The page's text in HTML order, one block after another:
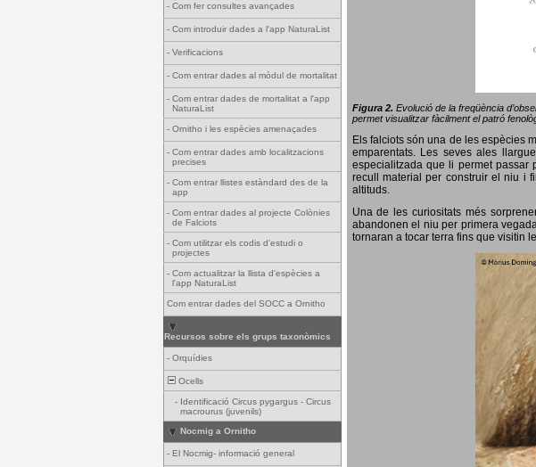
- Com fer consultes avançades
- Com introduir dades a l'app NaturaList
- Verificacions
- Com entrar dades al mòdul de mortalitat
- Com entrar dades de mortalitat a l'app
NaturaList
- Ornitho i les espècies amenaçades
- Com entrar dades amb localitzacions
precises
- Com entrar llistes estàndard des de la
app
- Com entrar dades al projecte Colònies
de Falciots
- Com utilitzar els codis d'estudi o
projectes
- Com actualitzar la llista d'espècies a
l'app NaturaList
Com entrar dades del SOCC a Ornitho
Recursos sobre els grups taxonòmics
- Orquídies
Ocells
- Identificació Circus pygargus - Circus
macrourus (juvenils)
Nocmig a Ornitho
- El Nocmig- informació general
Figura 2. Evolució de la freqüència
permet visualitzar fàcilment el patró
Els falciots són una de les espècies
emparentats. Les seves ales
especialitzada que li permet passar
recull material per construir el niu i
altituds.
Una de les curiositats més
abandonen el niu per primera
tornaran a tocar terra fins que visitin